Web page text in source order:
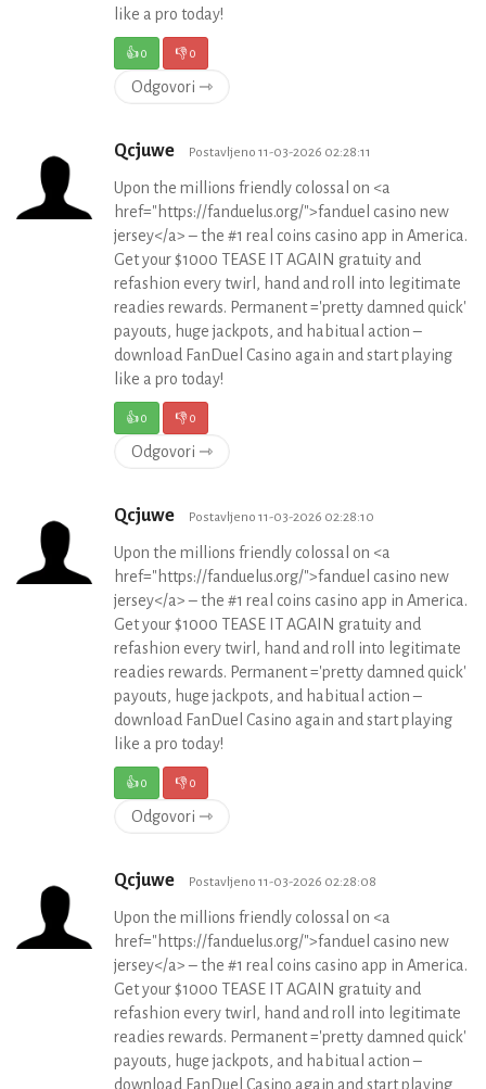
like a pro today!
👍0 👎0
Odgovori ⇾
Qcjuwe Postavljeno 11-03-2026 02:28:11
Upon the millions friendly colossal on <a
href="https://fanduelus.org/">fanduel casino new
jersey</a> – the #1 real coins casino app in America.
Get your $1000 TEASE IT AGAIN gratuity and
refashion every twirl, hand and roll into legitimate
readies rewards. Permanent ='pretty damned quick'
payouts, huge jackpots, and habitual action –
download FanDuel Casino again and start playing
like a pro today!
👍0 👎0
Odgovori ⇾
Qcjuwe Postavljeno 11-03-2026 02:28:10
Upon the millions friendly colossal on <a
href="https://fanduelus.org/">fanduel casino new
jersey</a> – the #1 real coins casino app in America.
Get your $1000 TEASE IT AGAIN gratuity and
refashion every twirl, hand and roll into legitimate
readies rewards. Permanent ='pretty damned quick'
payouts, huge jackpots, and habitual action –
download FanDuel Casino again and start playing
like a pro today!
👍0 👎0
Odgovori ⇾
Qcjuwe Postavljeno 11-03-2026 02:28:08
Upon the millions friendly colossal on <a
href="https://fanduelus.org/">fanduel casino new
jersey</a> – the #1 real coins casino app in America.
Get your $1000 TEASE IT AGAIN gratuity and
refashion every twirl, hand and roll into legitimate
readies rewards. Permanent ='pretty damned quick'
payouts, huge jackpots, and habitual action –
download FanDuel Casino again and start playing